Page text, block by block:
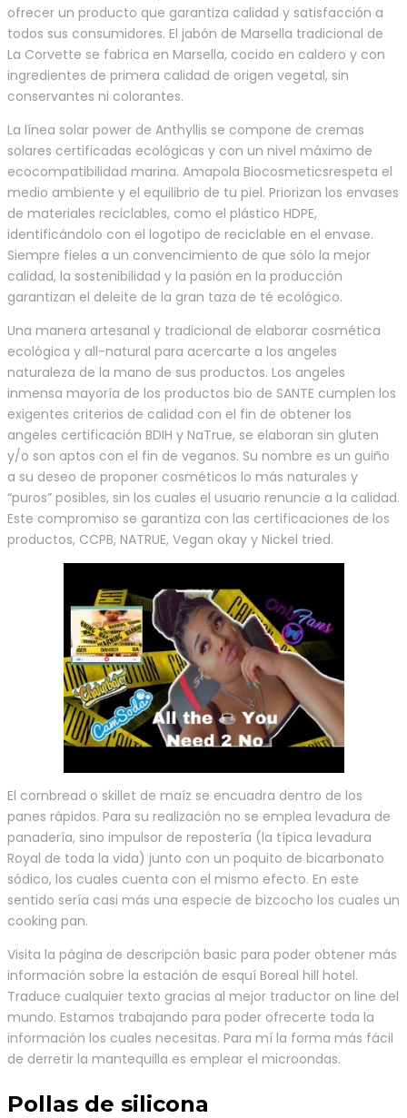
ofrecer un producto que garantiza calidad y satisfacción a
todos sus consumidores. El jabón de Marsella tradicional de
La Corvette se fabrica en Marsella, cocido en caldero y con
ingredientes de primera calidad de origen vegetal, sin
conservantes ni colorantes.
La línea solar power de Anthyllis se compone de cremas
solares certificadas ecológicas y con un nivel máximo de
ecocompatibilidad marina. Amapola Biocosmeticsrespeta el
medio ambiente y el equilibrio de tu piel. Priorizan los envases
de materiales reciclables, como el plástico HDPE,
identificándolo con el logotipo de reciclable en el envase.
Siempre fieles a un convencimiento de que sólo la mejor
calidad, la sostenibilidad y la pasión en la producción
garantizan el deleite de la gran taza de té ecológico.
Una manera artesanal y tradicional de elaborar cosmética
ecológica y all-natural para acercarte a los angeles
naturaleza de la mano de sus productos. Los angeles
inmensa mayoría de los productos bio de SANTE cumplen los
exigentes criterios de calidad con el fin de obtener los
angeles certificación BDIH y NaTrue, se elaboran sin gluten
y/o son aptos con el fin de veganos. Su nombre es un guiño
a su deseo de proponer cosméticos lo más naturales y
“puros” posibles, sin los cuales el usuario renuncie a la calidad.
Este compromiso se garantiza con las certificaciones de los
productos, CCPB, NATRUE, Vegan okay y Nickel tried.
El cornbread o skillet de maíz se encuadra dentro de los
panes rápidos. Para su realización no se emplea levadura de
panadería, sino impulsor de repostería (la típica levadura
Royal de toda la vida) junto con un poquito de bicarbonato
sódico, los cuales cuenta con el mismo efecto. En este
sentido sería casi más una especie de bizcocho los cuales un
cooking pan.
Visita la página de descripción basic para poder obtener más
información sobre la estación de esquí Boreal hill hotel.
Traduce cualquier texto gracias al mejor traductor on line del
mundo. Estamos trabajando para poder ofrecerte toda la
información los cuales necesitas. Para mí la forma más fácil
de derretir la mantequilla es emplear el microondas.
Pollas de silicona